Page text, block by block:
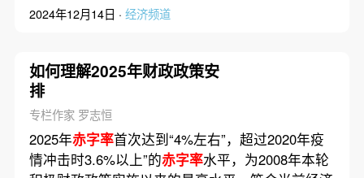
2024年12月14日 · 经济频道
如何理解2025年财政政策安
排
专栏作家 罗志恒
2025年赤字率首次达到“4%左右”，超过2020年疫
情冲击时3.6%以上”的赤字率水平，为2008年本轮